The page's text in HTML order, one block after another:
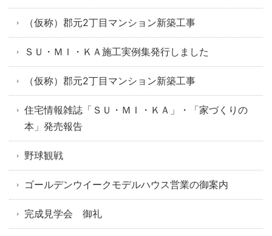
（仮称）郡元2丁目マンション新築工事
ＳＵ・ＭＩ・ＫＡ施工実例集発行しました
（仮称）郡元2丁目マンション新築工事
住宅情報雑誌「ＳＵ・ＭＩ・ＫＡ」・「家づくりの
本」発売報告
野球観戦
ゴールデンウイークモデルハウス営業の御案内
完成見学会 御礼